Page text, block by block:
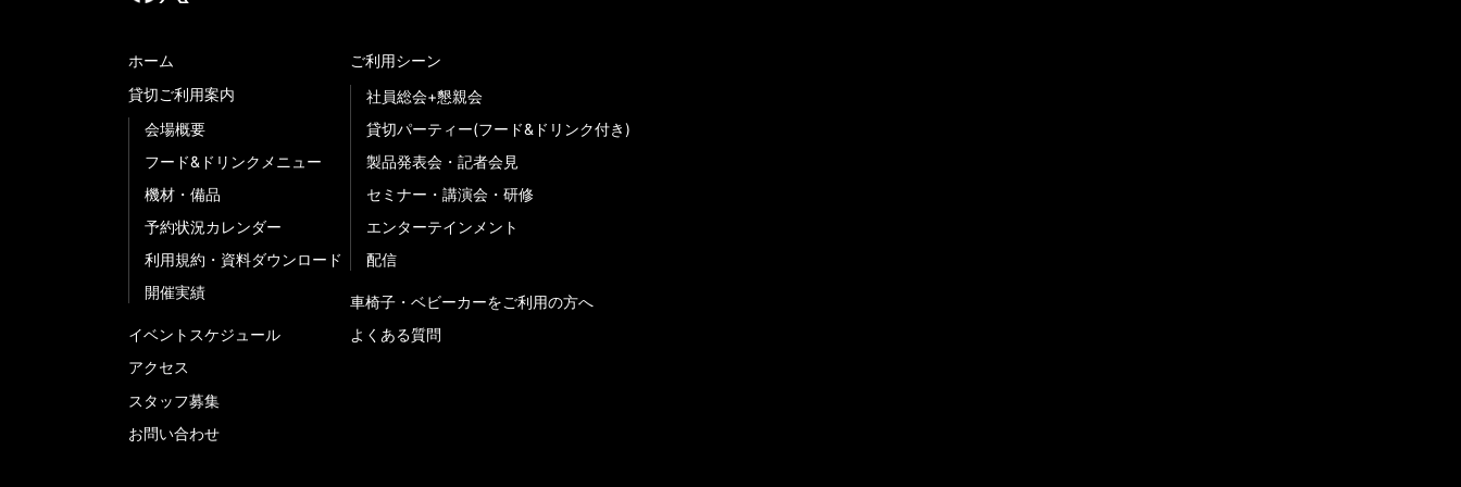
ホーム
貸切ご利用案内
会場概要
フード&ドリンクメニュー
機材・備品
予約状況カレンダー
利用規約・資料ダウンロード
開催実績
イベントスケジュール
アクセス
スタッフ募集
お問い合わせ
ご利用シーン
社員総会+懇親会
貸切パーティー(フード&ドリンク付き)
製品発表会・記者会見
セミナー・講演会・研修
エンターテインメント
配信
車椅子・ベビーカーをご利用の方へ
よくある質問